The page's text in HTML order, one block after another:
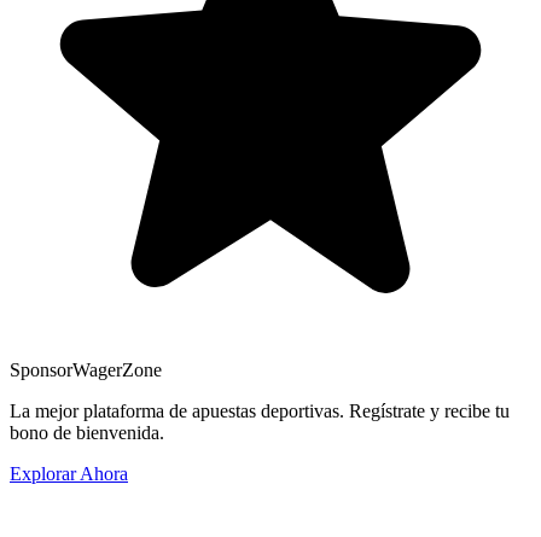
SponsorWagerZone
La mejor plataforma de apuestas deportivas. Regístrate y recibe tu
bono de bienvenida.
Explorar Ahora